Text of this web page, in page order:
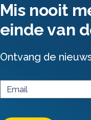
Mis nooit
einde van
Ontvang de